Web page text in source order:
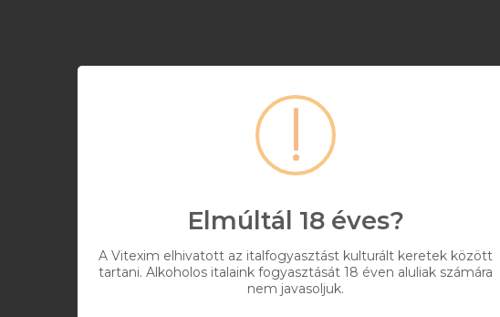
Elmúltál 18 éves?
A Vitexim elhivatott az italfogyasztást kulturált keretek között
tartani. Alkoholos italaink fogyasztását 18 éven aluliak számára
nem javasoljuk.